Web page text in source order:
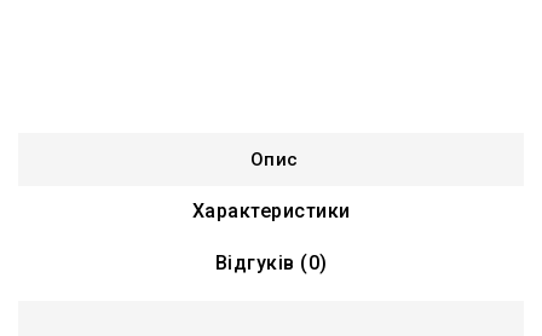
Опис
Характеристики
Відгуків (0)